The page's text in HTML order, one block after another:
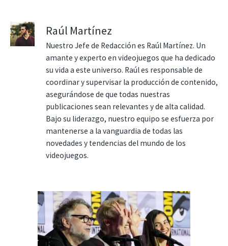
Raúl Martínez
Nuestro Jefe de Redacción es Raúl Martínez. Un
amante y experto en videojuegos que ha dedicado
su vida a este universo. Raúl es responsable de
coordinar y supervisar la producción de contenido,
asegurándose de que todas nuestras
publicaciones sean relevantes y de alta calidad.
Bajo su liderazgo, nuestro equipo se esfuerza por
mantenerse a la vanguardia de todas las
novedades y tendencias del mundo de los
videojuegos.